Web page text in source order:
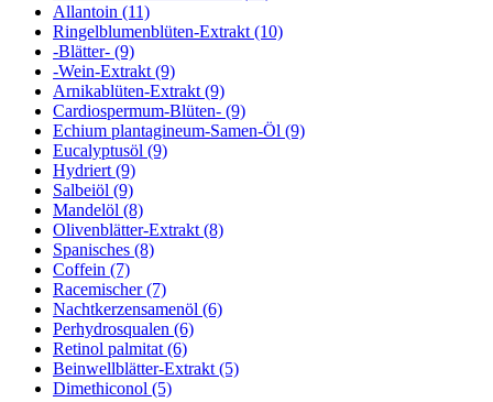
Allantoin (11)
Ringelblumenblüten-Extrakt (10)
-Blätter- (9)
-Wein-Extrakt (9)
Arnikablüten-Extrakt (9)
Cardiospermum-Blüten- (9)
Echium plantagineum-Samen-Öl (9)
Eucalyptusöl (9)
Hydriert (9)
Salbeiöl (9)
Mandelöl (8)
Olivenblätter-Extrakt (8)
Spanisches (8)
Coffein (7)
Racemischer (7)
Nachtkerzensamenöl (6)
Perhydrosqualen (6)
Retinol palmitat (6)
Beinwellblätter-Extrakt (5)
Dimethiconol (5)